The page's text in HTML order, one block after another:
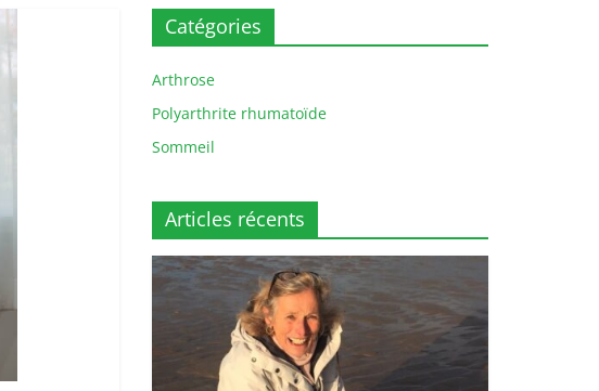
Catégories
Arthrose
Polyarthrite rhumatoïde
Sommeil
Articles récents